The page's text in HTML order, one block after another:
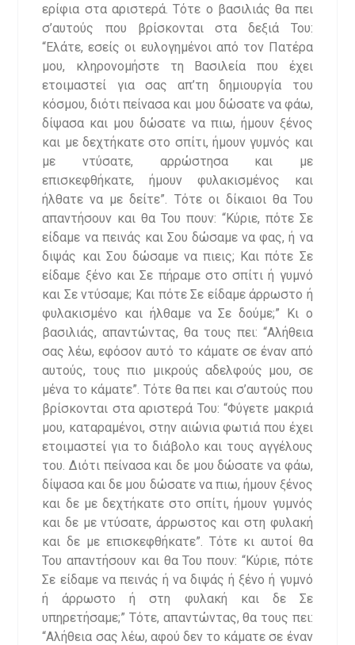
ερίφια στα αριστερά. Τότε ο βασιλιάς θα πει
σ’αυτούς που βρίσκονται στα δεξιά Του:
“Ελάτε, εσείς οι ευλογημένοι από τον Πατέρα
μου, κληρονομήστε τη Βασιλεία που έχει
ετοιμαστεί για σας απ’τη δημιουργία του
κόσμου, διότι πείνασα και μου δώσατε να φάω,
δίψασα και μου δώσατε να πιω, ήμουν ξένος
και με δεχτήκατε στο σπίτι, ήμουν γυμνός και
με ντύσατε, αρρώστησα και με
επισκεφθήκατε, ήμουν φυλακισμένος και
ήλθατε να με δείτε”. Τότε οι δίκαιοι θα Του
απαντήσουν και θα Του πουν: “Κύριε, πότε Σε
είδαμε να πεινάς και Σου δώσαμε να φας, ή να
διψάς και Σου δώσαμε να πιεις; Και πότε Σε
είδαμε ξένο και Σε πήραμε στο σπίτι ή γυμνό
και Σε ντύσαμε; Και πότε Σε είδαμε άρρωστο ή
φυλακισμένο και ήλθαμε να Σε δούμε;” Κι ο
βασιλιάς, απαντώντας, θα τους πει: “Αλήθεια
σας λέω, εφόσον αυτό το κάματε σε έναν από
αυτούς, τους πιο μικρούς αδελφούς μου, σε
μένα το κάματε”. Τότε θα πει και σ’αυτούς που
βρίσκονται στα αριστερά Του: “Φύγετε μακριά
μου, καταραμένοι, στην αιώνια φωτιά που έχει
ετοιμαστεί για το διάβολο και τους αγγέλους
του. Διότι πείνασα και δε μου δώσατε να φάω,
δίψασα και δε μου δώσατε να πιω, ήμουν ξένος
και δε με δεχτήκατε στο σπίτι, ήμουν γυμνός
και δε με ντύσατε, άρρωστος και στη φυλακή
και δε με επισκεφθήκατε”. Τότε κι αυτοί θα
Του απαντήσουν και θα Του πουν: “Κύριε, πότε
Σε είδαμε να πεινάς ή να διψάς ή ξένο ή γυμνό
ή άρρωστο ή στη φυλακή και δε Σε
υπηρετήσαμε;” Τότε, απαντώντας, θα τους πει:
“Αλήθεια σας λέω, αφού δεν το κάματε σε έναν